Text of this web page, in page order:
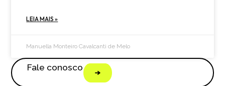
LEIA MAIS »
Manuella Monteiro Cavalcanti de Melo
Fale conosco